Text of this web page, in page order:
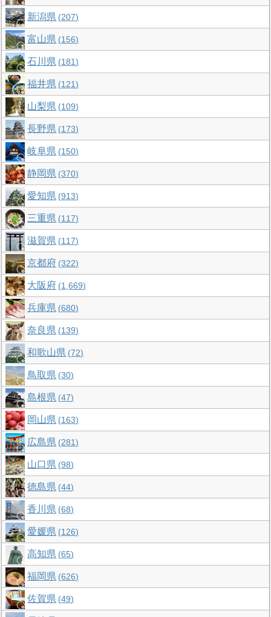
新潟県 207
富山県 156
石川県 181
福井県 121
山梨県 109
長野県 173
岐阜県 150
静岡県 370
愛知県 913
三重県 117
滋賀県 117
京都府 322
大阪府 1,669
兵庫県 680
奈良県 139
和歌山県 72
鳥取県 30
島根県 47
岡山県 163
広島県 281
山口県 98
徳島県 44
香川県 68
愛媛県 126
高知県 65
福岡県 626
佐賀県 49